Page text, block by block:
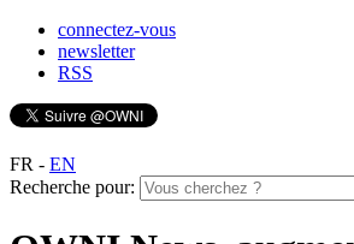
connectez-vous
newsletter
RSS
FR - EN
Recherche pour: